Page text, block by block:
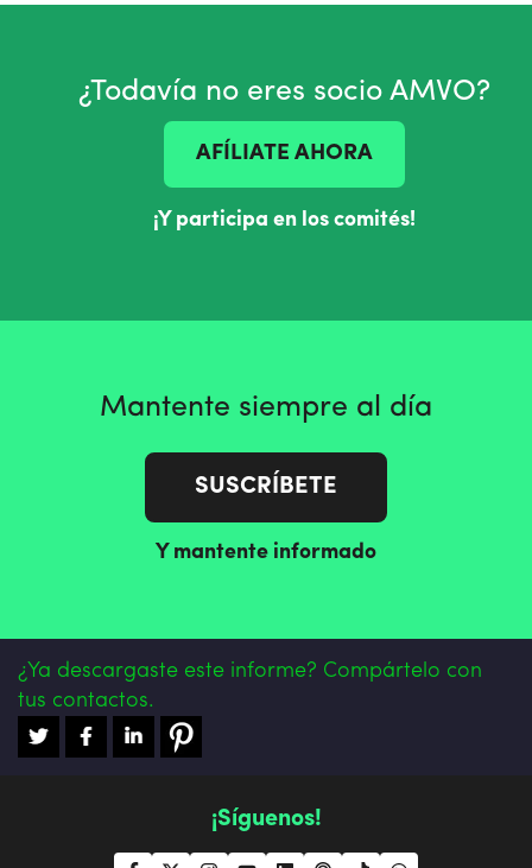
¿Todavía no eres socio AMVO?
AFÍLIATE AHORA
¡Y participa en los comités!
Mantente siempre al día
SUSCRÍBETE
Y mantente informado
¿Ya descargaste este informe? Compártelo con
tus contactos.
¡Síguenos!